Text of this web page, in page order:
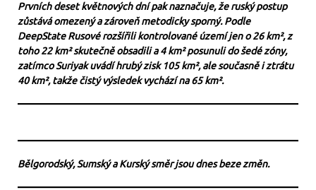
Prvních deset květnových dní pak naznačuje, že ruský postup
zůstává omezený a zároveň metodicky sporný. Podle
DeepState Rusové rozšířili kontrolované území jen o 26 km², z
toho 22 km² skutečně obsadili a 4 km² posunuli do šedé zóny,
zatímco Suriyak uvádí hrubý zisk 105 km², ale současně i ztrátu
40 km², takže čistý výsledek vychází na 65 km².
Bělgorodský, Sumský a Kurský směr jsou dnes beze změn.